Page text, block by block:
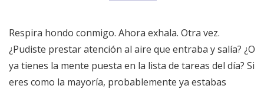
Respira hondo conmigo. Ahora exhala. Otra vez.
¿Pudiste prestar atención al aire que entraba y salía? ¿O
ya tienes la mente puesta en la lista de tareas del día? Si
eres como la mayoría, probablemente ya estabas